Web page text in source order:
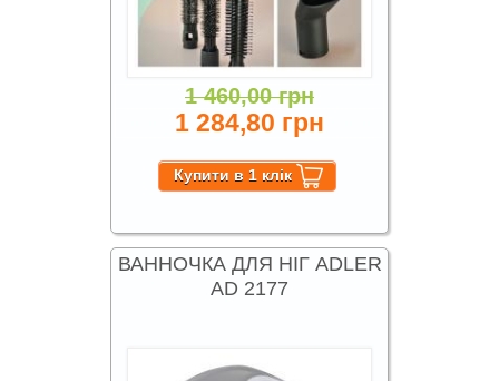
1 460,00 грн
1 284,80 грн
ВАННОЧКА ДЛЯ НІГ ADLER
AD 2177